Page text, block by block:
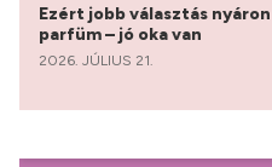
Ezért jobb választás
parfüm – jó oka van
2026. JÚLIUS 21.